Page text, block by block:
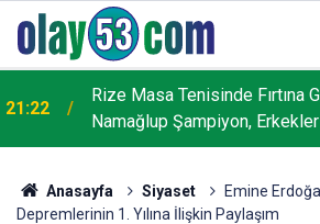
21:22
Rize Masa Tenisinde Fırtına
Namağlup Şampiyon,
Anasayfa Siyaset
Emine
Depremlerinin 1. Yılına İlişkin Paylaşım